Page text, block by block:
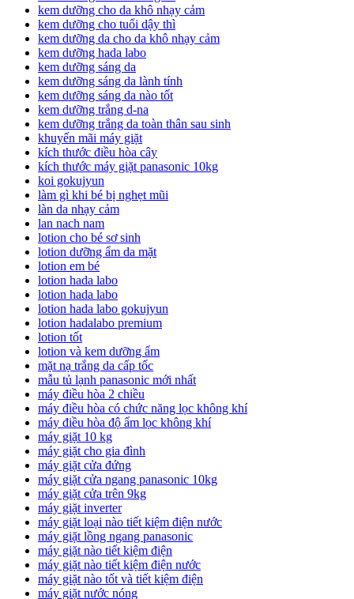
kem dưỡng cho da khô nhạy cảm
kem dưỡng cho tuổi dậy thì
kem dưỡng da cho da khô nhạy cảm
kem dưỡng hada labo
kem dưỡng sáng da
kem dưỡng sáng da lành tính
kem dưỡng sáng da nào tốt
kem dưỡng trắng d-na
kem dưỡng trắng da toàn thân sau sinh
khuyến mãi máy giặt
kích thước điều hòa cây
kích thước máy giặt panasonic 10kg
koi gokujyun
làm gì khi bé bị nghẹt mũi
làn da nhạy cảm
lan nach nam
lotion cho bé sơ sinh
lotion dưỡng ẩm da mặt
lotion em bé
lotion hada labo
lotion hada labo
lotion hada labo gokujyun
lotion hadalabo premium
lotion tốt
lotion và kem dưỡng ẩm
mặt nạ trắng da cấp tốc
mẫu tủ lạnh panasonic mới nhất
máy điều hòa 2 chiều
máy điều hòa có chức năng lọc không khí
máy điều hòa độ ẩm lọc không khí
máy giặt 10 kg
máy giặt cho gia đình
máy giặt cửa đứng
máy giặt cửa ngang panasonic 10kg
máy giặt cửa trên 9kg
máy giặt inverter
máy giặt loại nào tiết kiệm điện nước
máy giặt lồng ngang panasonic
máy giặt nào tiết kiệm điện
máy giặt nào tiết kiệm điện nước
máy giặt nào tốt và tiết kiệm điện
máy giặt nước nóng